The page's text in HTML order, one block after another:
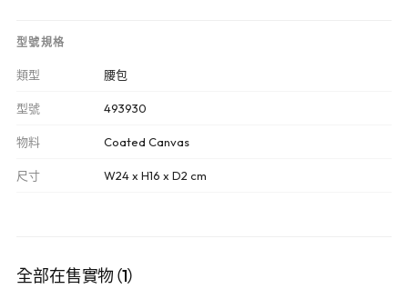
型號規格
類型 腰包
型號 493930
物料 Coated Canvas
尺寸 W24 x H16 x D2 cm
全部在售實物（1）